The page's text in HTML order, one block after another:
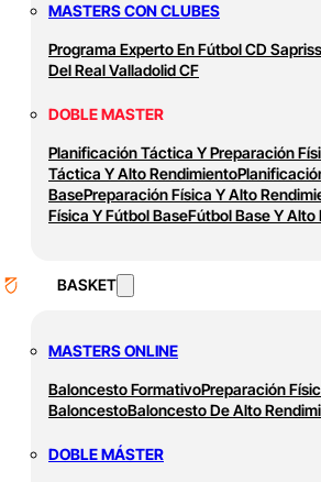
MASTERS CON CLUBES
Programa Experto En Fútbol CD
Del Real Valladolid CF
DOBLE MASTER
Planificación Táctica Y Preparación
Táctica Y Alto Rendimiento
BasePreparación Física Y Alto
Física Y Fútbol BaseFútbol Base Y Alto
BASKET
MASTERS ONLINE
Baloncesto FormativoPreparación
BaloncestoBaloncesto De Alto
DOBLE MÁSTER